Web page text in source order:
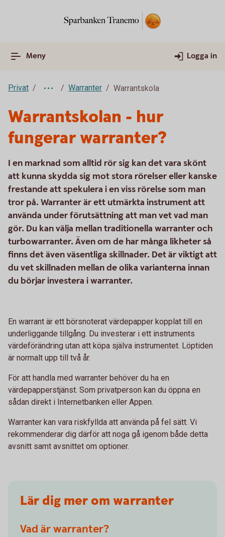
Meny Logga in
Privat Warranter Warrantskola
Warrantskolan - hur
fungerar warranter?
I en marknad som alltid rör sig kan det vara skönt
att kunna skydda sig mot stora rörelser eller kanske
frestande att spekulera i en viss rörelse som man
tror på. Warranter är ett utmärkta instrument att
använda under förutsättning att man vet vad man
gör. Du kan välja mellan traditionella warranter och
turbowarranter. Även om de har många likheter så
finns det även väsentliga skillnader. Det är viktigt att
du vet skillnaden mellan de olika varianterna innan
du börjar investera i warranter.
En warrant är ett börsnoterat värdepapper kopplat till en
underliggande tillgång. Du investerar i ett instruments
värdeförändring utan att köpa själva instrumentet. Löptiden
är normalt upp till två år.
För att handla med warranter behöver du ha en
värdepapperstjänst. Som privatperson kan du öppna en
sådan direkt i Internetbanken eller Appen.
Warranter kan vara riskfyllda att använda på fel sätt. Vi
rekommenderar dig därför att noga gå igenom både detta
avsnitt samt avsnittet om optioner.
Lär dig mer om warranter
Vad är warranter?